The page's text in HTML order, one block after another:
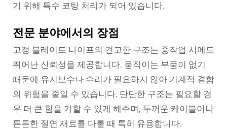
기 위해 특수 코팅 처리가 되어 있습니다.
전문 분야에서의 장점
고정 블레이드 나이프의 견고한 구조는 중작업 시에도
뛰어난 신뢰성을 제공합니다. 움직이는 부품이 없기
때문에 유지보수나 수리가 필요하지 않아 기계적 결함
의 위험을 줄일 수 있습니다. 단단한 구조는 필요할 경
우 더 큰 힘을 가할 수 있게 해주며, 두꺼운 케이블이나
튼튼한 절연 재료를 다룰 때 특히 유용합니다.